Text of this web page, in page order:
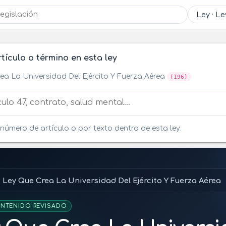
o término en esta ley
La Universidad Del Ejército Y Fuerza Aérea (196)
o término en esta ley
de artículo o por texto dentro de esta ley.
Ley Que Crea La Universidad Del Ejército Y Fuerza Aérea
REVISADO